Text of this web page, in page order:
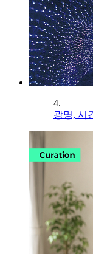
4.
광명, 시